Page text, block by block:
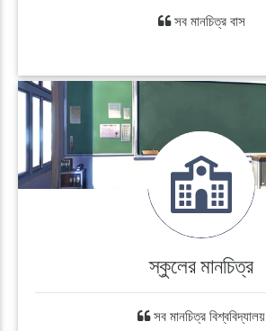
সব মানচিত্র বাস
স্কুলের মানচিত্র
সব মানচিত্র বিশ্ববিদ্যালয়